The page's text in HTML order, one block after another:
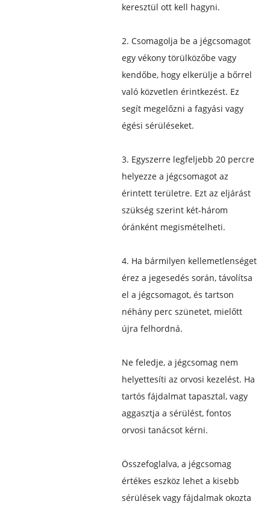
keresztül ott kell hagyni.
2. Csomagolja be a jégcsomagot
egy vékony törülközőbe vagy
kendőbe, hogy elkerülje a bőrrel
való közvetlen érintkezést. Ez
segít megelőzni a fagyási vagy
égési sérüléseket.
3. Egyszerre legfeljebb 20 percre
helyezze a jégcsomagot az
érintett területre. Ezt az eljárást
szükség szerint két-három
óránként megismételheti.
4. Ha bármilyen kellemetlenséget
érez a jegesedés során, távolítsa
el a jégcsomagot, és tartson
néhány perc szünetet, mielőtt
újra felhordná.
Ne feledje, a jégcsomag nem
helyettesíti az orvosi kezelést. Ha
tartós fájdalmat tapasztal, vagy
aggasztja a sérülést, fontos
orvosi tanácsot kérni.
Összefoglalva, a jégcsomag
értékes eszköz lehet a kisebb
sérülések vagy fájdalmak okozta